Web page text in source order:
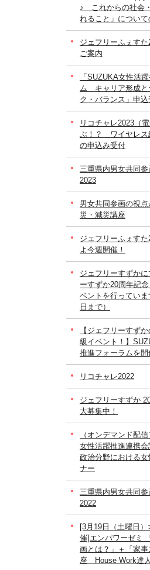
♪ これからの社会
れること」について
ジェフリーふぇす
ご案内
「SUZUKA女性活
ム キャリア形成と
ク・バランス」申込
リコチャレ2023（
ぶ！？ ワイヤレス
の申込み受付
三重県内男女共同
2023
男女共同参画の視
災・減災講座
ジェフリーふぇす
よ今週開催！
ジェフリーすずかに
ーすずか20周年記
ベントを行ってい
日まで）
【ジェフリーすず
級イベント！】
推進フォーラムを開
リコチャレ2022
ジェフリーすずか
大募集中！
（オンデマンド配
女性活躍推進連携会
政治分野における女
ナー
三重県内男女共同
2022
[3月19日（土曜日）
催]エンパワーゼミ
画とは？」＋「家
座 House Work達人